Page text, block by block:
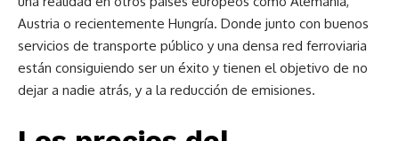
Austria o recientemente Hungría. Donde junto con buenos
servicios de transporte público y una densa red ferroviaria
están consiguiendo ser un éxito y tienen el objetivo de no
dejar a nadie atrás, y a la reducción de emisiones.